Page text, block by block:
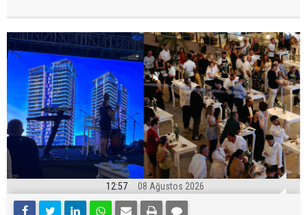
12:57 08 Ağustos 2026